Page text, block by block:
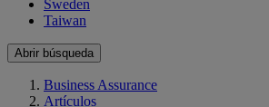
Sweden
Taiwan
Abrir búsqueda
Business Assurance
Artículos